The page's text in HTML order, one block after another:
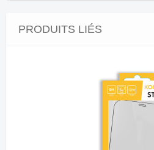
PRODUITS LIÉS